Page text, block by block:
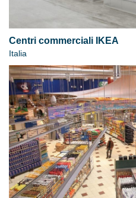
Centri commerciali IKEA
Italia